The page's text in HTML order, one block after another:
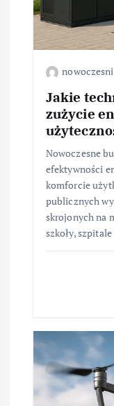
u
Jakie
zużycie
Nowoczesne
efektywności
komforcie
publicznych
skrojonych na
szkoły,